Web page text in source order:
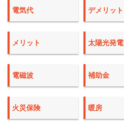
電気代 デメリット
メリット 太陽光発電
電磁波 補助金
火災保険 暖房